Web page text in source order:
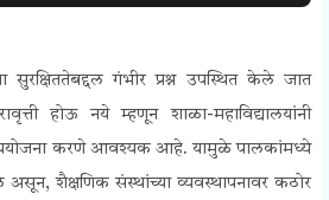
सुरक्षिततेबद्दल गंभीर प्रश्न उपस्थित केले जात
होऊ नये म्हणून शाळा-महाविद्यालयांनी
करणे आवश्यक आहे. यामुळे पालकांमध्ये
असून, शैक्षणिक संस्थांच्या व्यवस्थापनावर कठोर